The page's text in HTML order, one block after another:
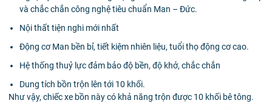
và chắc chắn công nghệ tiêu chuẩn Man – Đức.
Nội thất tiện nghi mới nhất
Động cơ Man bền bỉ, tiết kiệm nhiên liệu, tuổi thọ động cơ cao.
Hệ thống thuỷ lực đảm bảo độ bền, độ khở, chắc chắn
Dung tích bồn trộn lên tới 10 khối.
Như vậy, chiếc xe bồn này có khả năng trộn được 10 khối bê tông.